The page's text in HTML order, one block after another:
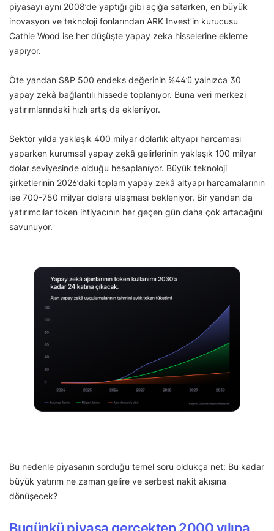
piyasayı aynı 2008’de yaptığı gibi açığa satarken, en büyük
inovasyon ve teknoloji fonlarından ARK Invest’in kurucusu
Cathie Wood ise her düşüşte yapay zeka hisselerine ekleme
yapıyor.
Öte yandan S&P 500 endeks değerinin %44’ü yalnızca 30
yapay zekâ bağlantılı hissede toplanıyor. Buna veri merkezi
yatırımlarındaki hızlı artış da ekleniyor.
Sektör yılda yaklaşık 400 milyar dolarlık altyapı harcaması
yaparken kurumsal yapay zekâ gelirlerinin yaklaşık 100 milyar
dolar seviyesinde olduğu hesaplanıyor. Büyük teknoloji
şirketlerinin 2026’daki toplam yapay zekâ altyapı harcamalarının
ise 700-750 milyar dolara ulaşması bekleniyor. Bir yandan da
yatırımcılar token ihtiyacının her geçen gün daha çok artacağını
savunuyor.
Bu nedenle piyasanın sorduğu temel soru oldukça net: Bu kadar
büyük yatırım ne zaman gelire ve serbest nakit akışına
dönüşecek?
Bugünkü piyasa gerçekten 2000 yılına